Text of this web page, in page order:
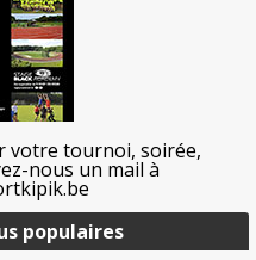
votre tournoi, soirée,
nous un mail à
populaires